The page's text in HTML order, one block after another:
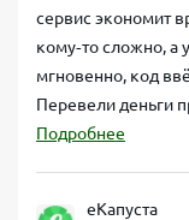
сервис экономит
кому‑то сложно, а
мгновенно, код
Перевели деньги
Подробнее
еКапуста